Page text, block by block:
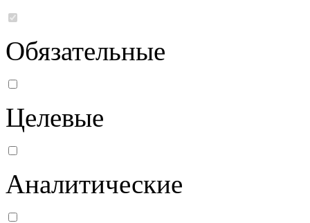
Обязательные
Целевые
Аналитические